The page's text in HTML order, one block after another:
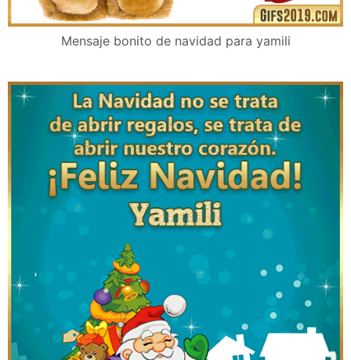
Mensaje bonito de navidad para yamili